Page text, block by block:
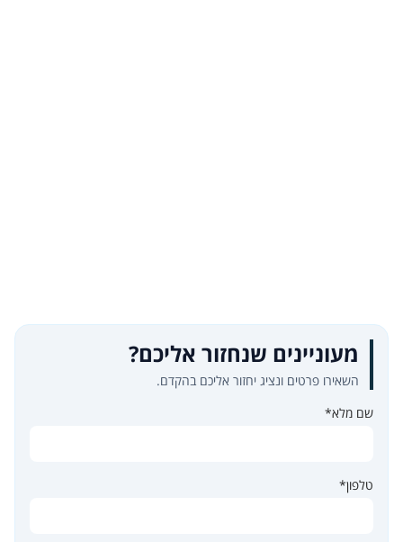
מעוניינים שנחזור אליכם?
השאירו פרטים ונציג יחזור אליכם בהקדם.
שם מלא*
טלפון*